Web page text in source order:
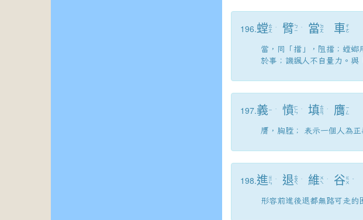
196.螳ㄊ
ㄤ
ˊ 臂ㄅ
ㄧ
ˋ 當 ㄉ
ㄤ
車 ㄔ
ㄜ
當，同「擋」，阻擋；螳
於事；譏諷人不自量力。與
197.義 ㄧ ˋ 憤 ㄈ
ㄣ
ˋ 填ㄊ
ㄧ
ㄢ
ˊ 膺 ㄧ
ㄥ
膺，胸膛； 表示一個人為
198.進 ㄐ
ㄧ
ㄣ
ˋ 退ㄊ
ㄨ
ㄟ
ˋ 維 ㄨ
ㄟ
ˊ 谷 ㄍ
ㄨ
ˇ
形容前進後退都無路可走的